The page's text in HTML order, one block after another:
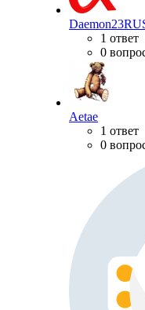
1 ответ
0
Aetae
1 ответ
0